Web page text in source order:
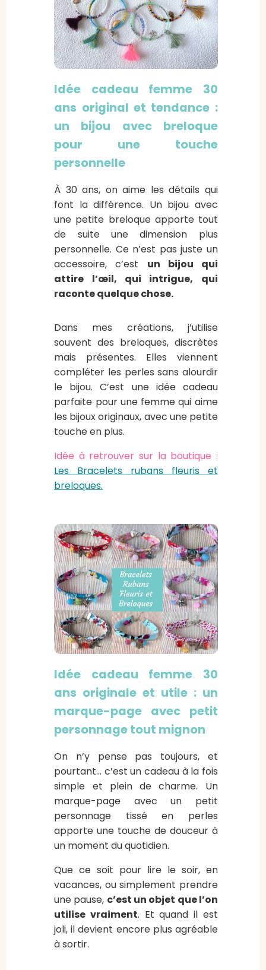
Idée cadeau femme 30
ans original et tendance :
un bijou avec breloque
pour une touche
personnelle
À 30 ans, on aime les détails qui
font la différence. Un bijou avec
une petite breloque apporte tout
de suite une dimension plus
personnelle. Ce n’est pas juste un
accessoire, c’est un bijou qui
attire l’œil, qui intrigue, qui
raconte quelque chose.
Dans mes créations, j’utilise
souvent des breloques, discrètes
mais présentes. Elles viennent
compléter les perles sans alourdir
le bijou. C’est une idée cadeau
parfaite pour une femme qui aime
les bijoux originaux, avec une petite
touche en plus.
Idée à retrouver sur la boutique :
Les Bracelets rubans fleuris et
breloques.
Idée cadeau femme 30
ans originale et utile : un
marque-page avec petit
personnage tout mignon
On n’y pense pas toujours, et
pourtant… c’est un cadeau à la fois
simple et plein de charme. Un
marque-page avec un petit
personnage tissé en perles
apporte une touche de douceur à
un moment du quotidien.
Que ce soit pour lire le soir, en
vacances, ou simplement prendre
une pause, c’est un objet que l’on
utilise vraiment. Et quand il est
joli, il devient encore plus agréable
à sortir.